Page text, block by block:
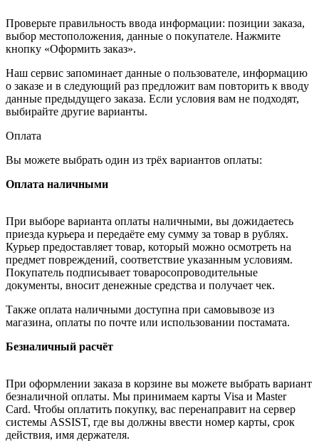
Проверьте правильность ввода информации: позиции заказа,
выбор местоположения, данные о покупателе. Нажмите
кнопку «Оформить заказ».
Наш сервис запоминает данные о пользователе, информацию
о заказе и в следующий раз предложит вам повторить к вводу
данные предыдущего заказа. Если условия вам не подходят,
выбирайте другие варианты.
Оплата
Вы можете выбрать один из трёх вариантов оплаты:
Оплата наличными
При выборе варианта оплаты наличными, вы дожидаетесь
приезда курьера и передаёте ему сумму за товар в рублях.
Курьер предоставляет товар, который можно осмотреть на
предмет повреждений, соответствие указанным условиям.
Покупатель подписывает товаросопроводительные
документы, вносит денежные средства и получает чек.
Также оплата наличными доступна при самовывозе из
магазина, оплаты по почте или использовании постамата.
Безналичный расчёт
При оформлении заказа в корзине вы можете выбрать вариант
безналичной оплаты. Мы принимаем карты Visa и Master
Card. Чтобы оплатить покупку, вас перенаправит на сервер
системы ASSIST, где вы должны ввести номер карты, срок
действия, имя держателя.